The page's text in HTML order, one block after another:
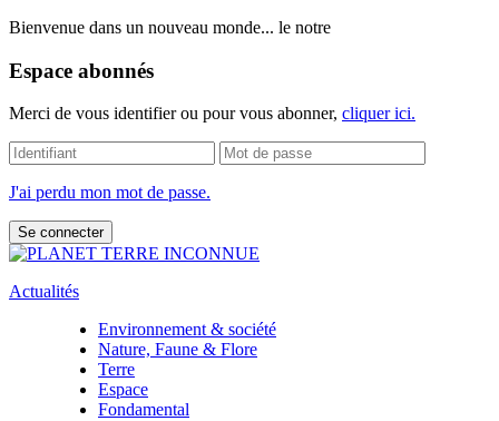
Bienvenue dans un nouveau monde... le notre
Espace abonnés
Merci de vous identifier ou pour vous abonner, cliquer ici.
J'ai perdu mon mot de passe.
Actualités
Environnement & société
Nature, Faune & Flore
Terre
Espace
Fondamental